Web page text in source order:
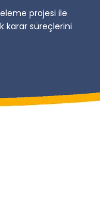
projesi ile
karar süreçlerini